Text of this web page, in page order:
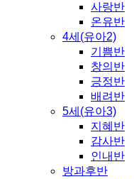
사랑반
온유반
4세(유아2)
기쁨반
창의반
긍정반
배려반
5세(유아3)
지혜반
감사반
인내반
방과후반